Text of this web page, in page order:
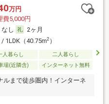
万円
費5,000円
なし
2ヶ月
/ 1LDK（40.75m2）
人暮らし
二人暮らし
場(近隣含) インターネット無料
ルまで徒歩圏内！インターネ